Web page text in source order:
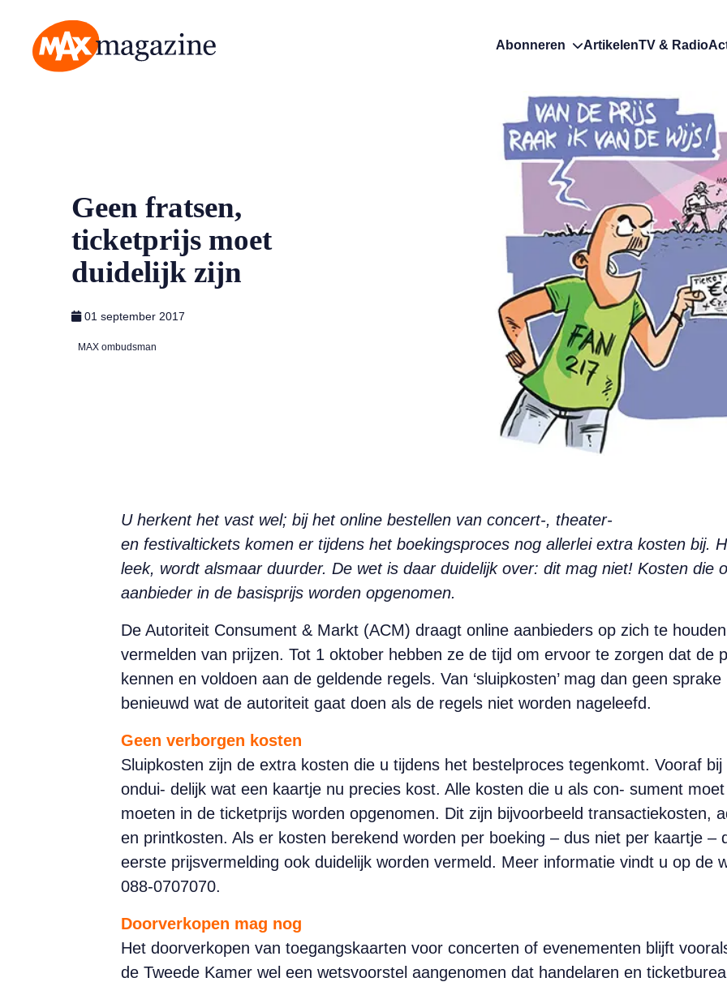
Abonneren ArtikelenTV & Radio
Geen fratsen,
ticketprijs moet
duidelijk zijn
01 september 2017
MAX ombudsman
U herkent het vast wel; bij het online bestellen van concert-, theater-
en festivaltickets komen er tijdens het boekingsproces nog allerlei extra kosten bij.
leek, wordt alsmaar duurder. De wet is daar duidelijk over: dit mag niet! Kosten die
aanbieder in de basisprijs worden opgenomen.
De Autoriteit Consument & Markt (ACM) draagt online aanbieders op zich te
vermelden van prijzen. Tot 1 oktober hebben ze de tijd om ervoor te zorgen dat de
kennen en voldoen aan de geldende regels. Van ‘sluipkosten’ mag dan geen
benieuwd wat de autoriteit gaat doen als de regels niet worden nageleefd.
Geen verborgen kosten
Sluipkosten zijn de extra kosten die u tijdens het bestelproces tegenkomt. Vooraf
ondui- delijk wat een kaartje nu precies kost. Alle kosten die u als con- sument
moeten in de ticketprijs worden opgenomen. Dit zijn bijvoorbeeld transactiekosten,
en printkosten. Als er kosten berekend worden per boeking – dus niet per kaartje –
eerste prijsvermelding ook duidelijk worden vermeld. Meer informatie vindt u op de
088-0707070.
Doorverkopen mag nog
Het doorverkopen van toegangskaarten voor concerten of evenementen blijft
de Tweede Kamer wel een wetsvoorstel aangenomen dat handelaren en